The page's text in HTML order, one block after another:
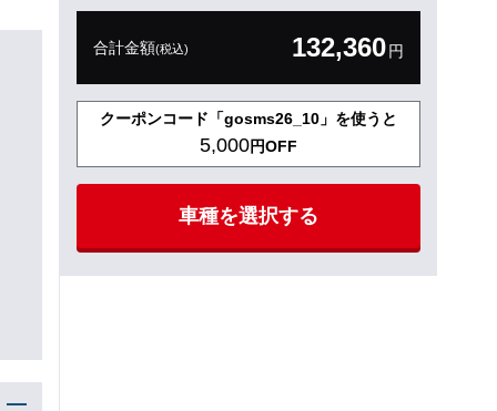
合計金額(税込) 132,360円
クーポンコード「gosms26_10」を使うと
5,000円OFF
車種を選択する